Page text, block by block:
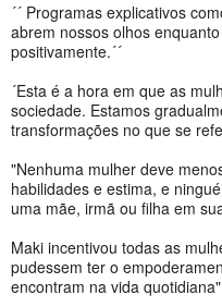
´´ Programas explicativos
abrem nossos olhos
positivamente.´´
´Esta é a hora em que as
sociedade. Estamos
transformações no que se
"Nenhuma mulher deve
habilidades e estima, e
uma mãe, irmã ou filha em
Maki incentivou todas as
pudessem ter o
encontram na vida